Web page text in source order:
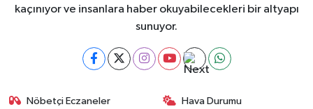
kaçınıyor ve insanlara haber okuyabilecekleri bir altyapı
sunuyor.
Nöbetçi Eczaneler Hava Durumu